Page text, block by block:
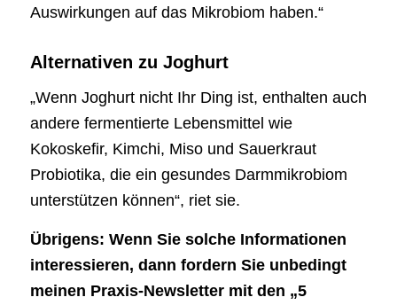
Auswirkungen auf das Mikrobiom haben.“
Alternativen zu Joghurt
„Wenn Joghurt nicht Ihr Ding ist, enthalten auch
andere fermentierte Lebensmittel wie
Kokoskefir, Kimchi, Miso und Sauerkraut
Probiotika, die ein gesundes Darmmikrobiom
unterstützen können“, riet sie.
Übrigens: Wenn Sie solche Informationen
interessieren, dann fordern Sie unbedingt
meinen Praxis-Newsletter mit den „5